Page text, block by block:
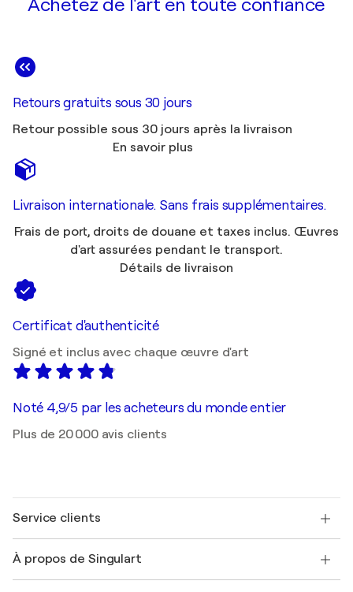
Achetez de l'art en toute confiance
Retours gratuits sous 30 jours
Retour possible sous 30 jours après la livraison
En savoir plus
Livraison internationale. Sans frais supplémentaires.
Frais de port, droits de douane et taxes inclus. Œuvres
d'art assurées pendant le transport.
Détails de livraison
Certificat d'authenticité
Signé et inclus avec chaque œuvre d'art
Noté 4,9/5 par les acheteurs du monde entier
Plus de 20 000 avis clients
Service clients
Expédition
À propos de Singulart